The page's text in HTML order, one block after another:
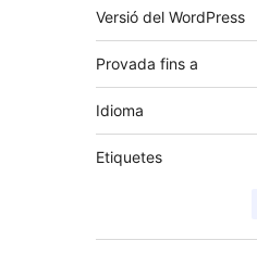
Versió del WordPress
Provada fins a
Idioma
Etiquetes